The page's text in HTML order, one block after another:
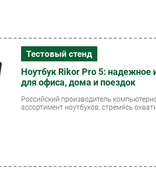
Тестовый стенд
Ноутбук Rikor Pro 5: надежное
для офиса, дома и поездок
Российский производитель
ассортимент ноутбуков, стремясь